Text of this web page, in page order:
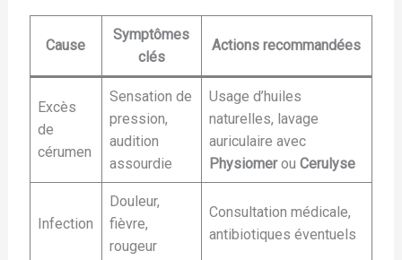
Cause
Symptômes
clés
Actions recommandées
Excès
de
cérumen
Sensation de
pression,
audition
assourdie
Usage d’huiles
naturelles, lavage
auriculaire avec
Physiomerou Cerulyse
Infection
Douleur,
fièvre,
rougeur
Consultation médicale,
antibiotiques éventuels